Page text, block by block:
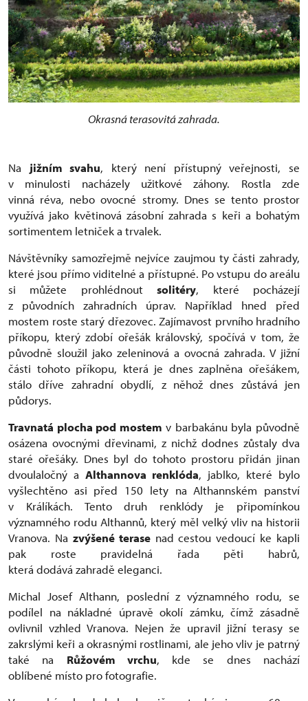
Okrasná terasovitá zahrada.
Na jižním svahu, který není přístupný veřejnosti, se
v minulosti nacházely užitkové záhony. Rostla zde
vinná réva, nebo ovocné stromy. Dnes se tento prostor
využívá jako květinová zásobní zahrada s keři a bohatým
sortimentem letniček a trvalek.
Návštěvníky samozřejmě nejvíce zaujmou ty části zahrady,
které jsou přímo viditelné a přístupné. Po vstupu do areálu
si můžete prohlédnoutsolitéry, které pocházejí
z původních zahradních úprav. Například hned před
mostem roste starý dřezovec. Zajímavost prvního hradního
příkopu, který zdobí ořešák královský, spočívá v tom, že
původně sloužil jako zeleninová a ovocná zahrada. V jižní
části tohoto příkopu, která je dnes zaplněna ořešákem,
stálo dříve zahradní obydlí, z něhož dnes zůstává jen
půdorys.
Travnatá plocha pod mostem v barbakánu byla původně
osázena ovocnými dřevinami, z nichž dodnes zůstaly dva
staré ořešáky. Dnes byl do tohoto prostoru přidán jinan
dvoulaločný a Althannova renklóda, jablko, které bylo
vyšlechtěno asi před 150 lety na Althannském panství
v Králíkách. Tento druh renklódy je připomínkou
významného rodu Althannů, který měl velký vliv na historii
Vranova. Na zvýšené terasenad cestou vedoucí ke kapli
pak roste pravidelná řada pěti habrů,
která dodává zahradě eleganci.
Michal Josef Althann, poslední z významného rodu, se
podílel na nákladné úpravě okolí zámku, čímž zásadně
ovlivnil vzhled Vranova. Nejen že upravil jižní terasy se
zakrslými keři a okrasnými rostlinami, ale jeho vliv je patrný
také na Růžovém vrchu, kde se dnes nachází
oblíbené místo pro fotografie.